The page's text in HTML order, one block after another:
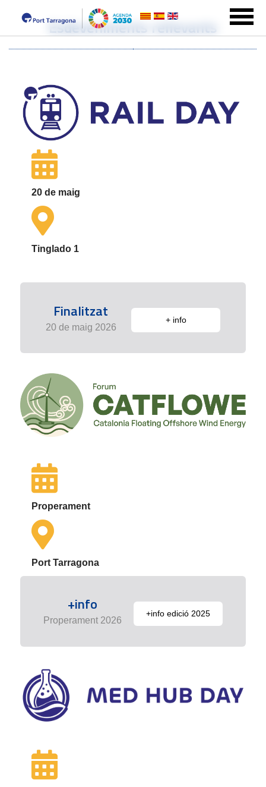
Esdeveniments rellevants
20 de maig
Tinglado 1
Finalitzat
20 de maig 2026
+ info
Properament
Port Tarragona
+info
Properament 2026
+info edició 2025